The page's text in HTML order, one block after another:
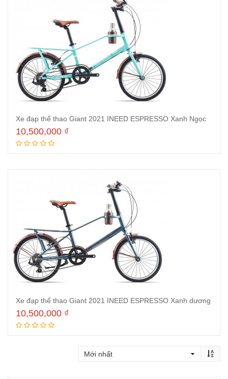
Xe đạp thể thao Giant 2021 INEED ESPRESSO Xanh Ngọc
10,500,000 ₫
Xe đạp thể thao Giant 2021 INEED ESPRESSO Xanh dương
10,500,000 ₫